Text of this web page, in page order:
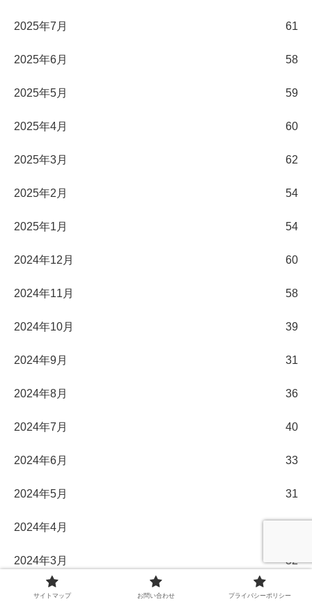
2025年7月 61
2025年6月 58
2025年5月 59
2025年4月 60
2025年3月 62
2025年2月 54
2025年1月 54
2024年12月 60
2024年11月 58
2024年10月 39
2024年9月 31
2024年8月 36
2024年7月 40
2024年6月 33
2024年5月 31
2024年4月
2024年3月 32
2024年2月 29
サイトマップ お問い合わせ プライバシーポリシー